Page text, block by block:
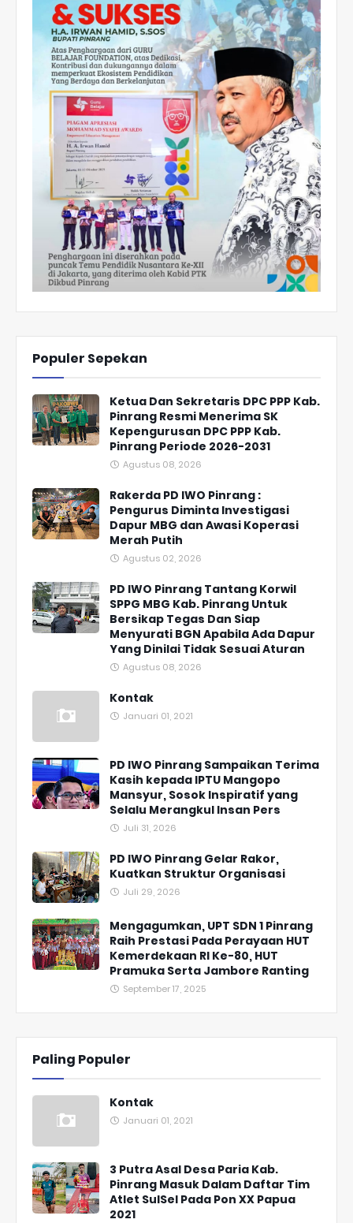
Populer Sepekan
Ketua Dan Sekretaris DPC PPP Kab.
Pinrang Resmi Menerima SK
Kepengurusan DPC PPP Kab.
Pinrang Periode 2026-2031
Agustus 08, 2026
Rakerda PD IWO Pinrang :
Pengurus Diminta Investigasi
Dapur MBG dan Awasi Koperasi
Merah Putih
Agustus 02, 2026
PD IWO Pinrang Tantang Korwil
SPPG MBG Kab. Pinrang Untuk
Bersikap Tegas Dan Siap
Menyurati BGN Apabila Ada Dapur
Yang Dinilai Tidak Sesuai Aturan
Agustus 08, 2026
Kontak
Januari 01, 2021
PD IWO Pinrang Sampaikan Terima
Kasih kepada IPTU Mangopo
Mansyur, Sosok Inspiratif yang
Selalu Merangkul Insan Pers
Juli 31, 2026
PD IWO Pinrang Gelar Rakor,
Kuatkan Struktur Organisasi
Juli 29, 2026
Mengagumkan, UPT SDN 1 Pinrang
Raih Prestasi Pada Perayaan HUT
Kemerdekaan RI Ke-80, HUT
Pramuka Serta Jambore Ranting
September 17, 2025
Paling Populer
Kontak
Januari 01, 2021
3 Putra Asal Desa Paria Kab.
Pinrang Masuk Dalam Daftar Tim
Atlet SulSel Pada Pon XX Papua
2021